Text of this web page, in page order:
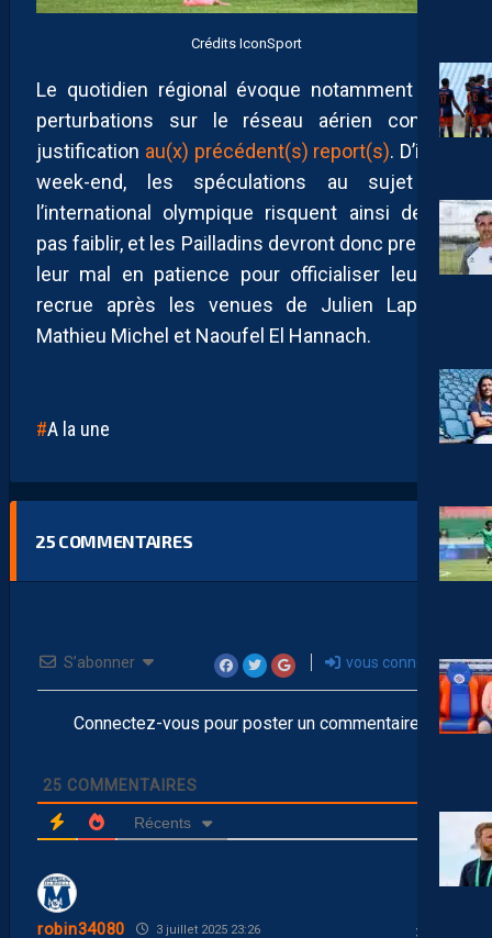
Crédits IconSport
Le quotidien régional évoque notamment des
perturbations sur le réseau aérien comme
justification au(x) précédent(s) report(s). D’ici le
week-end, les spéculations au sujet de
l’international olympique risquent ainsi de ne
pas faiblir, et les Pailladins devront donc prendre
leur mal en patience pour officialiser leur 4e
recrue après les venues de Julien Laporte,
Mathieu Michel et Naoufel El Hannach.
A la une
25 COMMENTAIRES
S’abonner vous connecter
Connectez-vous pour poster un commentaire
25 COMMENTAIRES
Récents
robin34080 3 juillet 2025 23:26